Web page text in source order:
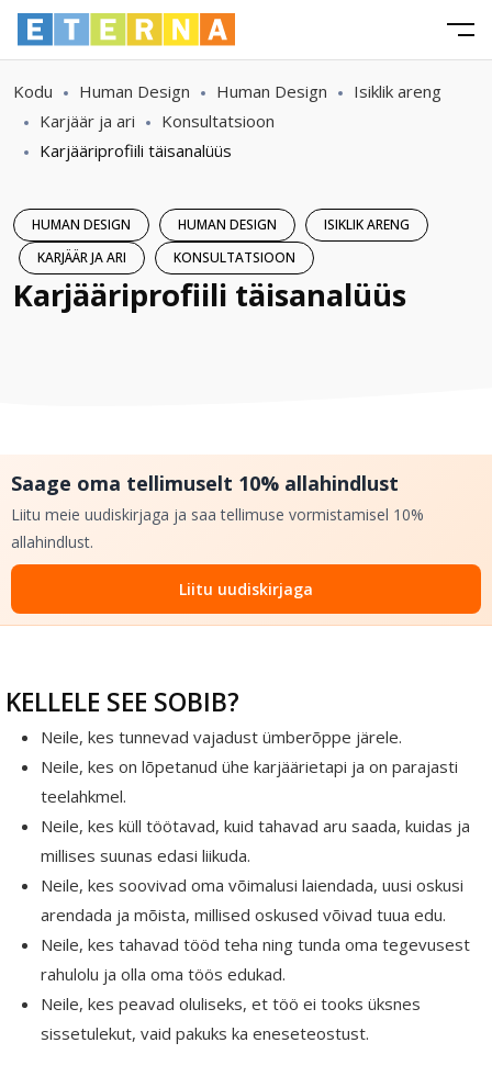
Kodu Human Design Human Design
Isiklik areng
Karjäär ja ari
Konsultatsioon
Karjääriprofiili täisanalüüs
HUMAN DESIGN HUMAN DESIGN
ISIKLIK ARENG
KARJÄÄR JA ARI
KONSULTATSIOON
Karjääriprofiili täisanalüüs
Saage oma tellimuselt 10% allahindlust
Liitu meie uudiskirjaga ja saa tellimuse vormistamisel 10%
allahindlust.
Liitu uudiskirjaga
KELLELE SEE SOBIB?
Neile, kes tunnevad vajadust ümberõppe järele.
Neile, kes on lõpetanud ühe karjäärietapi ja on parajasti
teelahkmel.
Neile, kes küll töötavad, kuid tahavad aru saada, kuidas ja
millises suunas edasi liikuda.
Neile, kes soovivad oma võimalusi laiendada, uusi oskusi
arendada ja mõista, millised oskused võivad tuua edu.
Neile, kes tahavad tööd teha ning tunda oma tegevusest
rahulolu ja olla oma töös edukad.
Neile, kes peavad oluliseks, et töö ei tooks üksnes
sissetulekut, vaid pakuks ka eneseteostust.